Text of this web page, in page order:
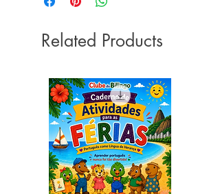
Idioma ‏ : ‎ Português
ISBN ‏ : ‎ 978-8582468470
Dimensões ‏ : ‎ 13.5 x 0.5 x 20.5 cm
Related Products